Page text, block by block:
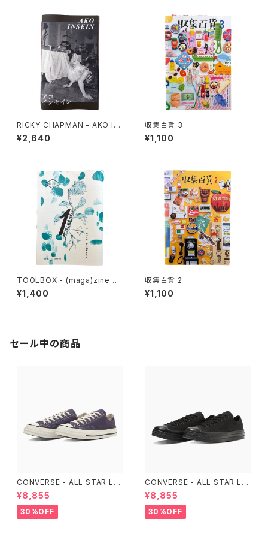
RICKY CHAPMAN - AKO IN
SEIN
¥2,640
収集百貨 3
¥1,100
TOOLBOX - (maga)zine 雑
想 DIY実践思想録 1
¥1,400
収集百貨 2
¥1,100
セール中の商品
CONVERSE - ALL STAR LG
CY OX （Purple）
¥8,855
30%OFF
CONVERSE - ALL STAR LG
CY OX （ALL BLACK)
¥8,855
30%OFF